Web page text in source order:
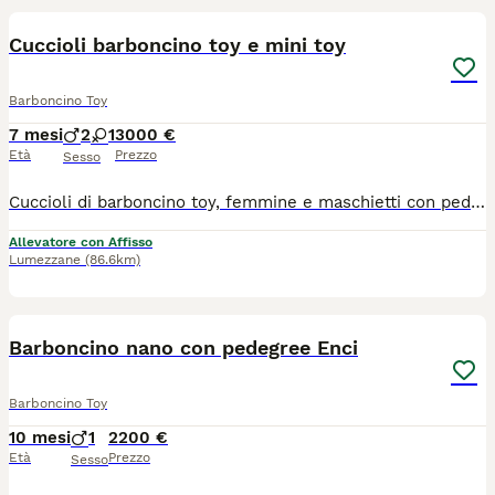
Cuccioli barboncino toy e mini toy
Barboncino Toy
7 mesi
Età
2 1
Sesso
3000 €
Prezzo
Cuccioli di barboncino toy, femmine e maschietti con pedigree Enci. Alta genealogia, genitori con test genetici, deposito DNA. Verranno ceduti con 3 vaccini, sverminati microchipati, inscritta al anagrafe, con certificato veterinario di buona salute e certificato Pedigree Enci . I cuccioli sono socializzati e abituati ad usare la traversina . Prezzi a partire da 2000 a 3500. Per altre info scrivete direttamente su whatsapp-3884603625 per una risposta più immediata.
Allevatore con Affisso
Lumezzane (86.6km)
Barboncino nano con pedegree Enci
Barboncino Toy
10 mesi
Età
1
Sesso
2200 €
Prezzo